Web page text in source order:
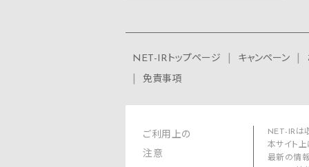
NET-IRトップページ キャンペーン
免責事項
ご利用上の
注意
NET-IRは
本サイト上
最新の情